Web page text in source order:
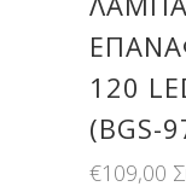
120
(BGS-
€109,00